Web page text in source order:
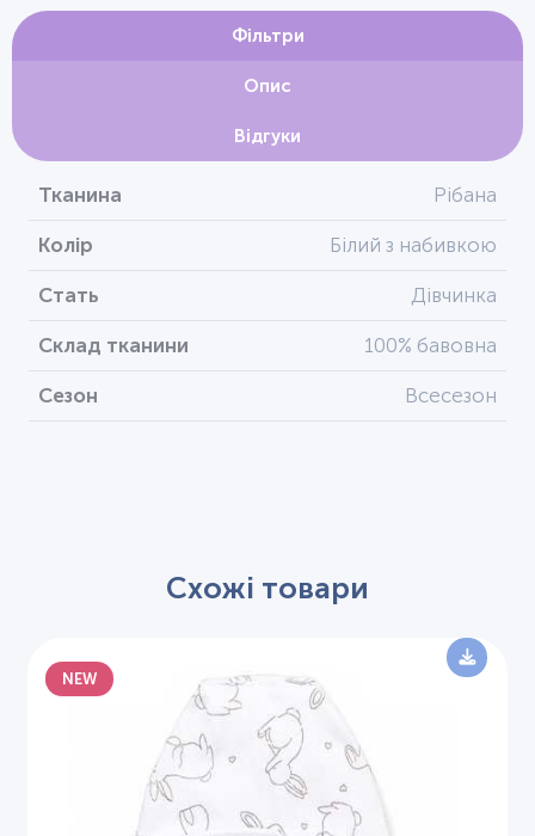
Фільтри
Опис
Відгуки
Тканина Рібана
Колір Білий з набивкою
Стать Дівчинка
Склад тканини 100% бавовна
Сезон Всесезон
Схожі товари
NEW